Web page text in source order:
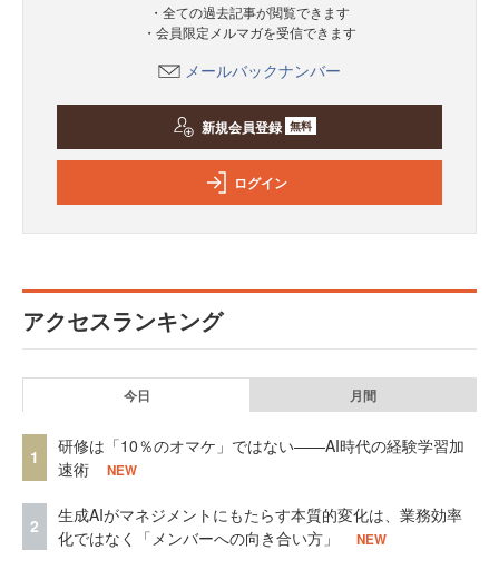
・全ての過去記事が閲覧できます
・会員限定メルマガを受信できます
メールバックナンバー
新規会員登録 無料
ログイン
アクセスランキング
今日 月間
1
研修は「10％のオマケ」ではない——AI時代の経験学習加
速術
NEW
2
生成AIがマネジメントにもたらす本質的変化は、業務効率
化ではなく「メンバーへの向き合い方」
NEW